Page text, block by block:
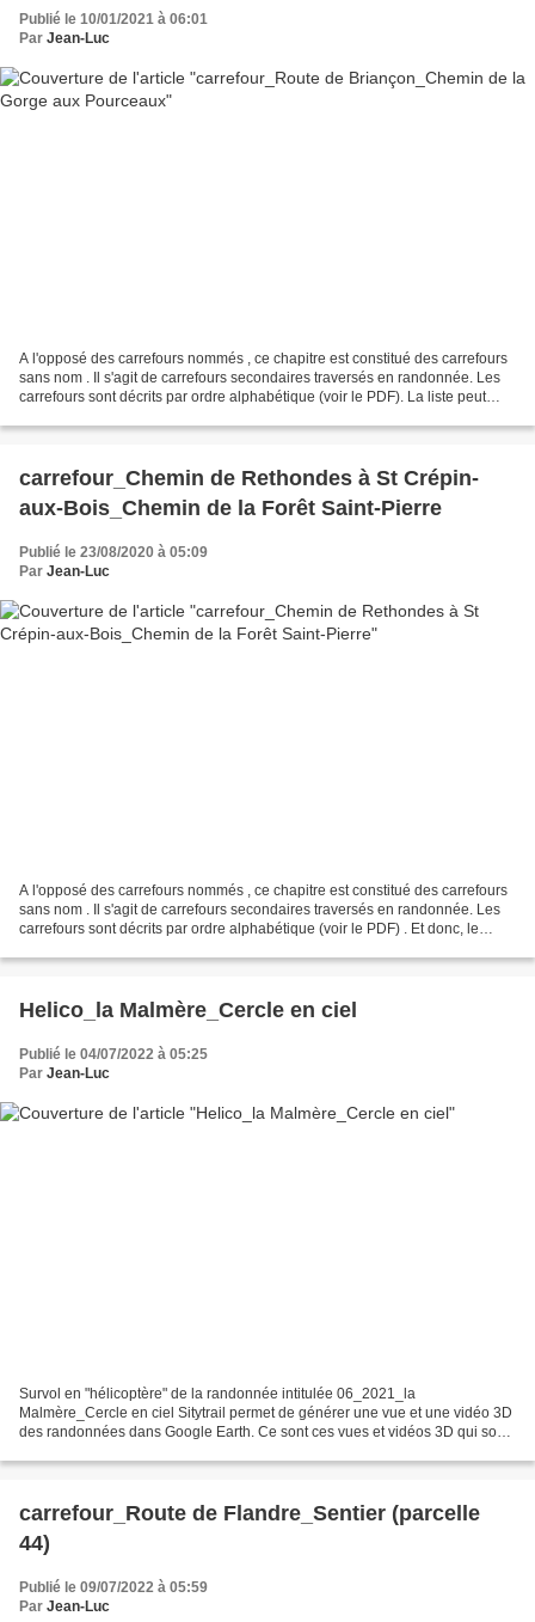
Publié le 10/01/2021 à 06:01
Par Jean-Luc
A l'opposé des carrefours nommés , ce chapitre est constitué des carrefours
sans nom . Il s'agit de carrefours secondaires traversés en randonnée. Les
carrefours sont décrits par ordre alphabétique (voir le PDF). La liste peut
carrefour_Chemin de Rethondes à St Crépin-
aux-Bois_Chemin de la Forêt Saint-Pierre
Publié le 23/08/2020 à 05:09
Par Jean-Luc
A l'opposé des carrefours nommés , ce chapitre est constitué des carrefours
sans nom . Il s'agit de carrefours secondaires traversés en randonnée. Les
carrefours sont décrits par ordre alphabétique (voir le PDF) . Et donc, le
Helico_la Malmère_Cercle en ciel
Publié le 04/07/2022 à 05:25
Par Jean-Luc
Survol en "hélicoptère" de la randonnée intitulée 06_2021_la
Malmère_Cercle en ciel Sitytrail permet de générer une vue et une vidéo 3D
des randonnées dans Google Earth. Ce sont ces vues et vidéos 3D qui sont
carrefour_Route de Flandre_Sentier (parcelle
44)
Publié le 09/07/2022 à 05:59
Par Jean-Luc